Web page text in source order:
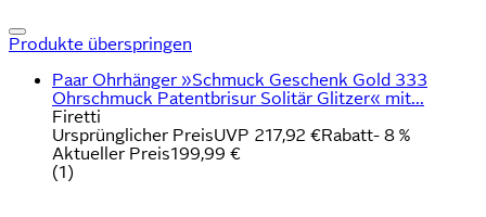
Produkte überspringen
Paar Ohrhänger »Schmuck Geschenk Gold 333
Ohrschmuck Patentbrisur Solitär Glitzer« mit...
Firetti
Ursprünglicher PreisUVP 217,92 €Rabatt- 8 %
Aktueller Preis199,99 €
(1)